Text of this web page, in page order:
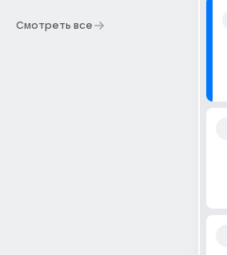
Смотреть все